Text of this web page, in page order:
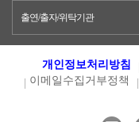
출연/출자/위탁기관
개인정보처리방침
이메일수집거부정책